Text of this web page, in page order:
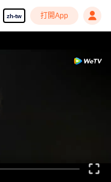
zh-tw 打開App